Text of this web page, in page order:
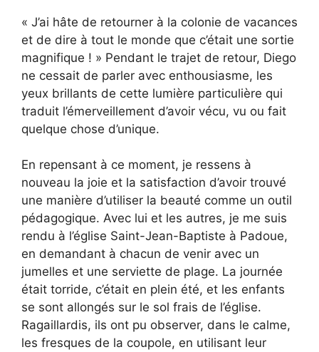
« J’ai hâte de retourner à la colonie de vacances
et de dire à tout le monde que c’était une sortie
magnifique ! » Pendant le trajet de retour, Diego
ne cessait de parler avec enthousiasme, les
yeux brillants de cette lumière particulière qui
traduit l’émerveillement d’avoir vécu, vu ou fait
quelque chose d’unique.
En repensant à ce moment, je ressens à
nouveau la joie et la satisfaction d’avoir trouvé
une manière d’utiliser la beauté comme un outil
pédagogique. Avec lui et les autres, je me suis
rendu à l’église Saint-Jean-Baptiste à Padoue,
en demandant à chacun de venir avec un
jumelles et une serviette de plage. La journée
était torride, c’était en plein été, et les enfants
se sont allongés sur le sol frais de l’église.
Ragaillardis, ils ont pu observer, dans le calme,
les fresques de la coupole, en utilisant leur